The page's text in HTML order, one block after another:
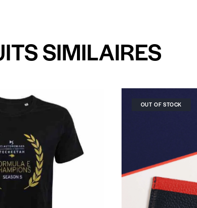
SIMILAIRES
OUT OF STOCK